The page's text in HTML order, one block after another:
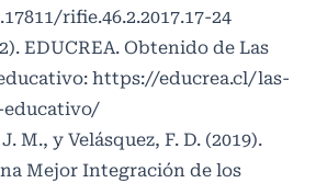
rifie.46.2.2017.17-24
EDUCREA. Obtenido de Las
https://educrea.cl/las-
M., y Velásquez, F. D. (2019).
Mejor Integración de los